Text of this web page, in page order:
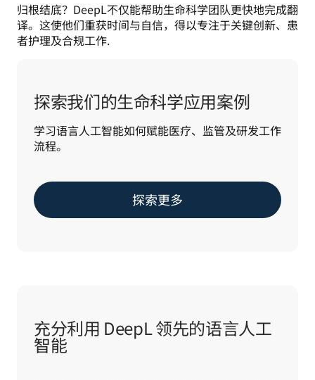
归根结底？DeepL不仅能帮助生命科学团队更快地完成翻
译。这使他们重获时间与自信，得以专注于关键创新、患
者护理及合规工作.
探索我们的生命科学应用案例
学习语言人工智能如何赋能医疗、监管及研发工作
流程。
探索更多
充分利用 DeepL 领先的语言人工
智能